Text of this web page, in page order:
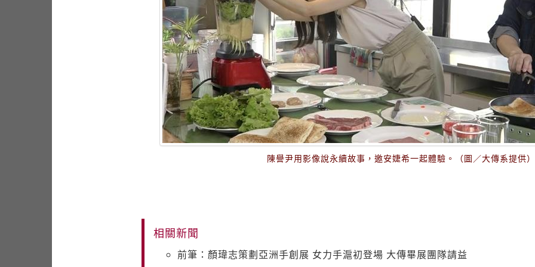
陳譽尹用影像說永續故事，邀安婕希一起體驗。（圖／大傳系提供）
相關新聞
前筆：顏瑋志策劃亞洲手創展 女力手滬初登場 大傳畢展團隊請益